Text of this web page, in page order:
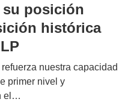
su posición
histórica
nuestra capacidad
primer nivel y
el…